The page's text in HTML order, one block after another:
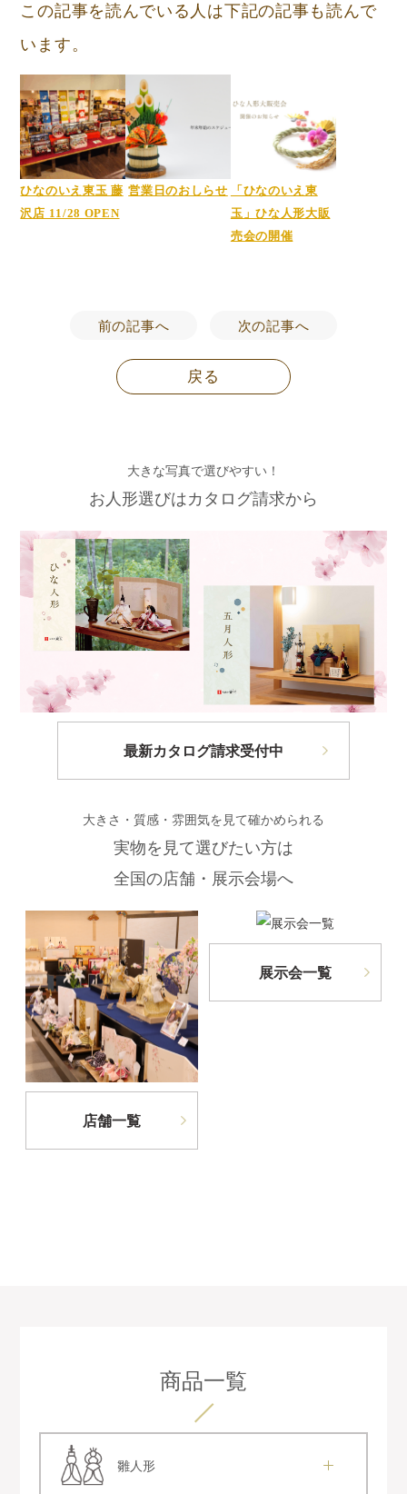
この記事を読んでいる人は下記の記事も読んで
います。
ひなのいえ東玉 藤
沢店 11/28 OPEN
営業日のおしらせ
「ひなのいえ東
玉」ひな人形大販
売会の開催
前の記事へ 次の記事へ
戻る
大きな写真で選びやすい！
お人形選びはカタログ請求から
最新カタログ請求受付中
大きさ・質感・雰囲気を見て確かめられる
実物を見て選びたい方は
全国の店舗・展示会場へ
店舗一覧
展示会一覧
商品一覧
雛人形